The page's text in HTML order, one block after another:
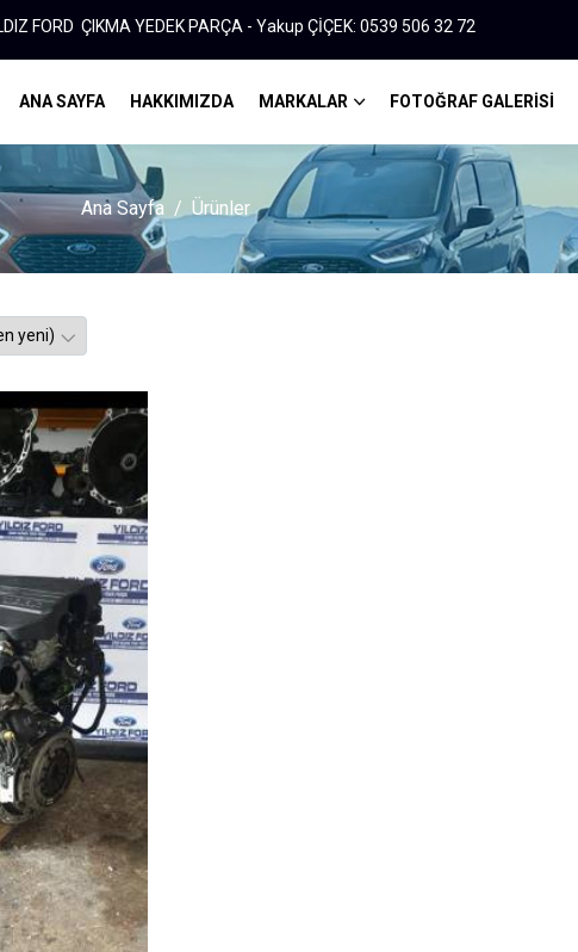
ÇIKMA YEDEK PARÇA - Yakup ÇİÇEK: 0539 506 32 72 -0312 385 18 38
ANA SAYFA HAKKIMIZDA MARKALAR FOTOĞRAF GALERİSİ
Ana Sayfa Ürünler